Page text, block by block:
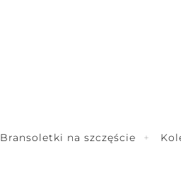
Bransoletki na szczęście